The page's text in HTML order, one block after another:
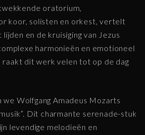
oratorium,
koor, solisten en orkest, vertelt
en de kruisiging van Jezus
harmonieën en emotioneel
raakt dit werk velen tot op de dag
we Wolfgang Amadeus Mozarts
Dit charmante serenade-stuk
levendige melodieën en